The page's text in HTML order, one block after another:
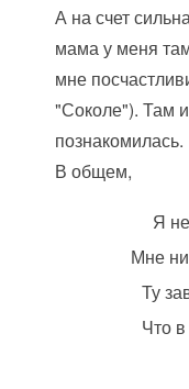
А на счет
мама у меня
мне
"Соколе"). Там
познакомилась.
В общем,
Я
Мне
Ту
Что